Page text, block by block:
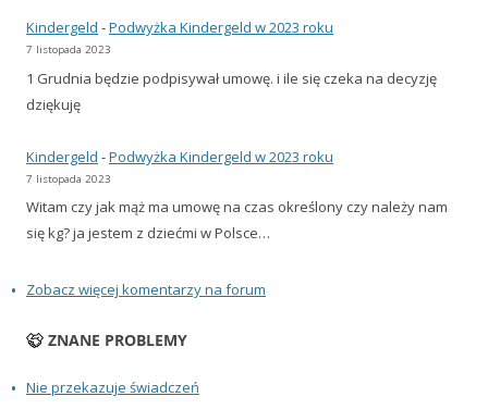
Kindergeld -Podwyżka Kindergeld w 2023 roku
7 listopada 2023
1 Grudnia będzie podpisywał umowę. i ile się czeka na decyzję
dziękuję
Kindergeld -Podwyżka Kindergeld w 2023 roku
7 listopada 2023
Witam czy jak mąż ma umowę na czas określony czy należy nam
się kg? ja jestem z dziećmi w Polsce…
Zobacz więcej komentarzy na forum
ZNANE PROBLEMY
Nie przekazuje świadczeń